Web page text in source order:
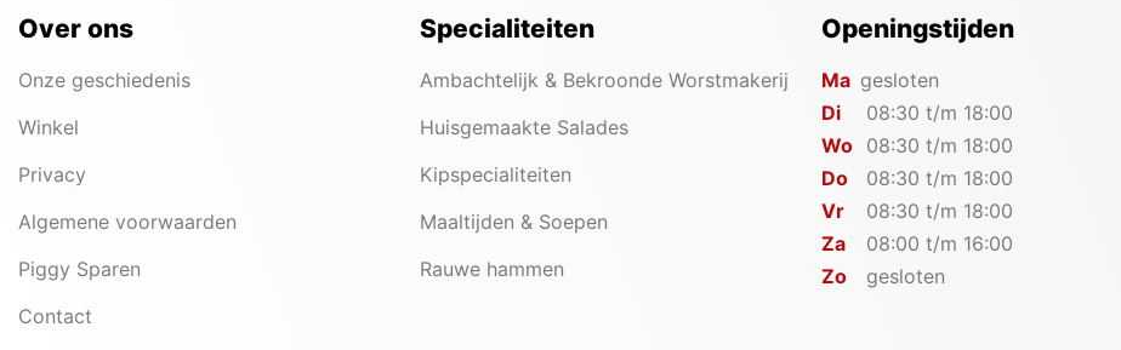
Over ons
Onze geschiedenis
Winkel
Privacy
Algemene voorwaarden
Piggy Sparen
Contact
Specialiteiten
Ambachtelijk & Bekroonde Worstmakerij
Huisgemaakte Salades
Kipspecialiteiten
Maaltijden & Soepen
Rauwe hammen
Openingstijden
Ma gesloten
Di
08:30 t/m 18:00
Wo 08:30 t/m 18:00
Do
08:30 t/m 18:00
Vr
08:30 t/m 18:00
Za
08:00 t/m 16:00
Zo
gesloten